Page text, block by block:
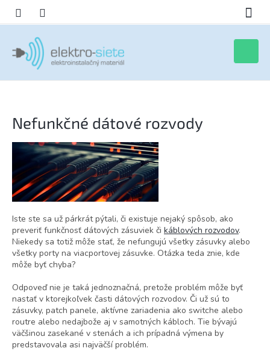
obsah
košík
Nefunkčné dátové rozvody
Iste ste sa už párkrát pýtali, či existuje nejaký spôsob, ako
preveriť funkčnosť dátových zásuviek či káblových rozvodov.
Niekedy sa totiž môže stať, že nefungujú všetky zásuvky alebo
všetky porty na viacportovej zásuvke. Otázka teda znie, kde
môže byť chyba?
Odpoveď nie je taká jednoznačná, pretože problém môže byť
nastať v ktorejkoľvek časti dátových rozvodov. Či už sú to
zásuvky, patch panele, aktívne zariadenia ako switche alebo
routre alebo nedajbože aj v samotných kábloch. Tie bývajú
väčšinou zasekané v stenách a ich prípadná výmena by
predstavovala asi najväčší problém.